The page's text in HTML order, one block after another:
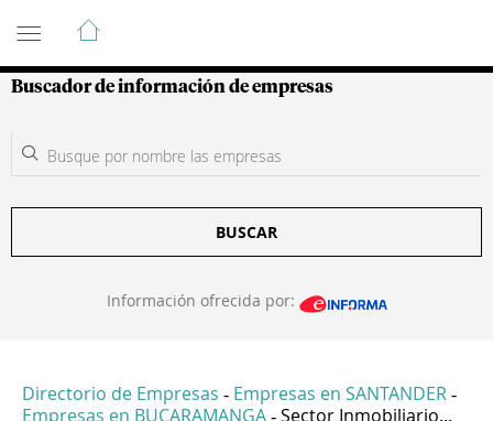
Guía de Empresas Colombianas
Buscador de información de empresas
BUSCAR
Información ofrecida por:
Directorio de Empresas - Empresas en SANTANDER -
Empresas en BUCARAMANGA - Sector Inmobiliario...